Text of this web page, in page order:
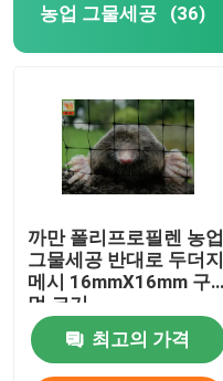
농업 그물세공 (36)
까만 폴리프로필렌 농업
그물세공 반대로 두더지
메시 16mmX16mm 구
멍 크기
최고의 가격